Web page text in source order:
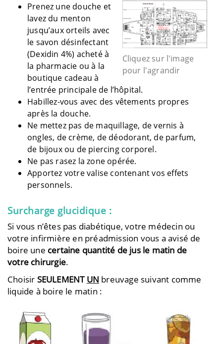
Cliquez sur l'image
pour l'agrandir
Prenez une douche et
lavez du menton
jusqu’aux orteils avec
le savon désinfectant
(Dexidin 4%) acheté à
la pharmacie ou à la
boutique cadeau à
l’entrée principale de l’hôpital.
Habillez-vous avec des vêtements propres
après la douche.
Ne mettez pas de maquillage, de vernis à
ongles, de crème, de déodorant, de parfum,
de bijoux ou de piercing corporel.
Ne pas rasez la zone opérée.
Apportez votre valise contenant vos effets
personnels.
Surcharge glucidique :
Si vous n’êtes pas diabétique, votre médecin ou
votre infirmière en préadmission vous a avisé de
boire une certaine quantité de jus le matin de
votre chirurgie.
Choisir SEULEMENT UN breuvage suivant comme
liquide à boire le matin :